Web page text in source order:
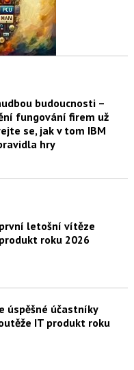
budoucnosti –
fungování firem už
se, jak v tom IBM
hry
letošní vítěze
roku 2026
úspěšné účastníky
IT produkt roku